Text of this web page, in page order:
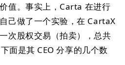
值。事实上，Carta 在进行
己做了一个实验，在 CartaX
次股权交易（拍卖），总共
面是其 CEO 分享的几个数